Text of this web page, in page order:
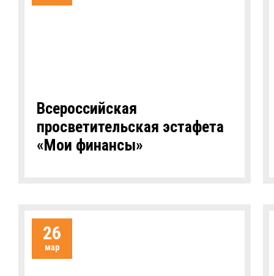
Всероссийская
просветительская эстафета
«Мои финансы»
26
мар